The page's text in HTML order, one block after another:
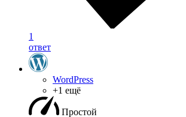
1
ответ
WordPress
+1 ещё
Простой